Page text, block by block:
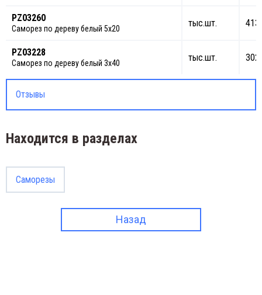
PZ03260
Саморез по дереву белый 5х20
тыс.шт.
PZ03228
Саморез по дереву белый 3х40
тыс.шт.
Отзывы
Находится в разделах
Саморезы
Назад